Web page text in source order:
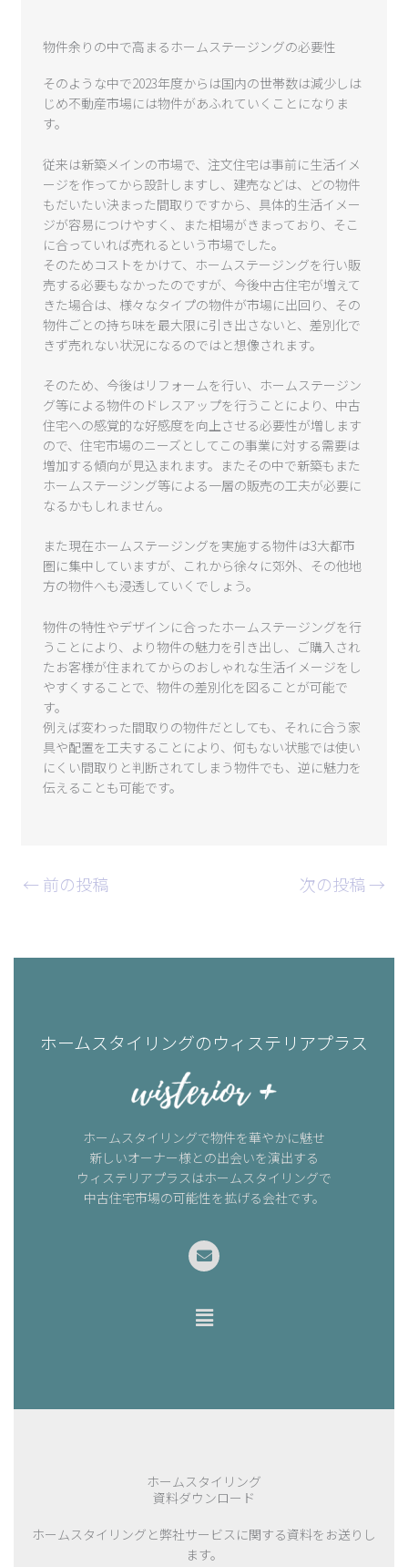
物件余りの中で高まるホームステージングの必要性
そのような中で2023年度からは国内の世帯数は減少しは
じめ不動産市場には物件があふれていくことになりま
す。
従来は新築メインの市場で、注文住宅は事前に生活イメ
ージを作ってから設計しますし、建売などは、どの物件
もだいたい決まった間取りですから、具体的生活イメー
ジが容易につけやすく、また相場がきまっており、そこ
に合っていれば売れるという市場でした。
そのためコストをかけて、ホームステージングを行い販
売する必要もなかったのですが、今後中古住宅が増えて
きた場合は、様々なタイプの物件が市場に出回り、その
物件ごとの持ち味を最大限に引き出さないと、差別化で
きず売れない状況になるのではと想像されます。
そのため、今後はリフォームを行い、ホームステージン
グ等による物件のドレスアップを行うことにより、中古
住宅への感覚的な好感度を向上させる必要性が増します
ので、住宅市場のニーズとしてこの事業に対する需要は
増加する傾向が見込まれます。またその中で新築もまた
ホームステージング等による一層の販売の工夫が必要に
なるかもしれません。
また現在ホームステージングを実施する物件は3大都市
圏に集中していますが、これから徐々に郊外、その他地
方の物件へも浸透していくでしょう。
物件の特性やデザインに合ったホームステージングを行
うことにより、より物件の魅力を引き出し、ご購入され
たお客様が住まれてからのおしゃれな生活イメージをし
やすくすることで、物件の差別化を図ることが可能で
す。
例えば変わった間取りの物件だとしても、それに合う家
具や配置を工夫することにより、何もない状態では使い
にくい間取りと判断されてしまう物件でも、逆に魅力を
伝えることも可能です。
← 前の投稿 次の投稿 →
ホームスタイリングのウィステリアプラス
ホームスタイリングで物件を華やかに魅せ
新しいオーナー様との出会いを演出する
ウィステリアプラスはホームスタイリングで
中古住宅市場の可能性を拡げる会社です。
E
n
v
l
o
メ
ニ
ホームスタイリング
資料ダウンロード
ホームスタイリングと弊社サービスに関する資料をお送りし
ます。